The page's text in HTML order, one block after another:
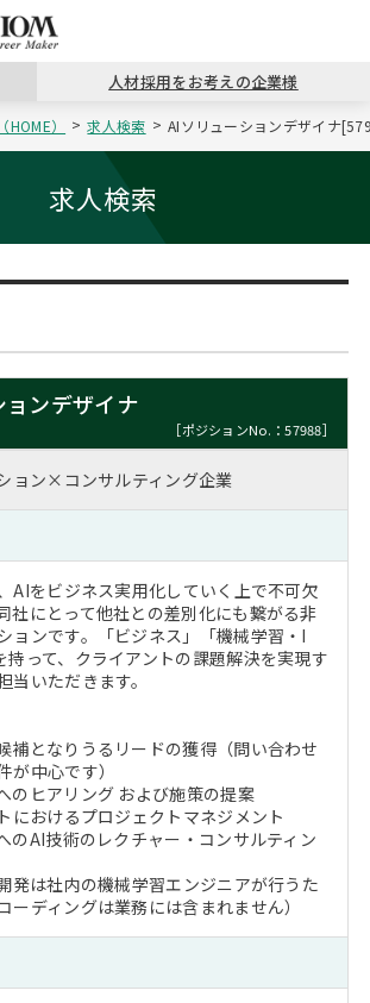
戻る
コンサ
戻る
キャリ
座
）
戻る
MBAの
おわり
戻る
日本か
集
方
戻る
パワー
コツ
TOP
ナー
ミナー
人材採用をお考えの企業様
） 求人検索 AIソリューションデザイナ
求人検索
ンデザイナ
［ポジションNo.：57988］
ョン×コンサルティング企業
AIをビジネス実用化していく上で不可欠
社にとって他社との差別化にも繋がる非
ョンです。「ビジネス」「機械学習・I
持って、クライアントの課題解決を実現す
当いただきます。
補となりうるリードの獲得（問い合わせ
が中心です）
のヒアリング および施策の提案
におけるプロジェクトマネジメント
のAI技術のレクチャー・コンサルティン
発は社内の機械学習エンジニアが行うた
ーディングは業務には含まれません）